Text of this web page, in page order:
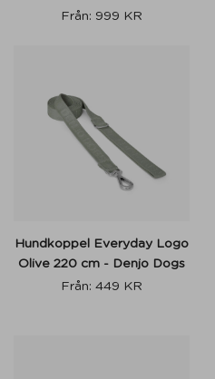
Från: 999 KR
Hundkoppel Everyday Logo
Olive 220 cm - Denjo Dogs
Från: 449 KR